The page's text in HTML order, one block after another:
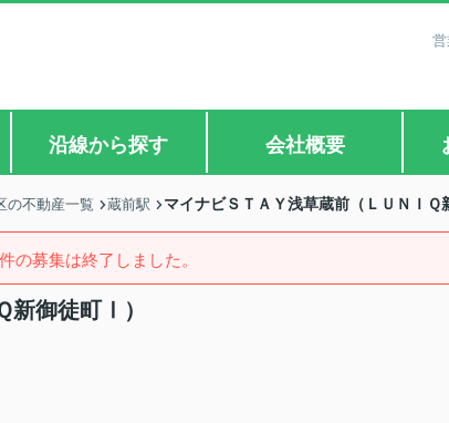
沿線から探す 会社概要
の不動産一覧 蔵前駅 マイナビＳＴＡＹ浅草蔵前（ＬＵＮＩＱ
の募集は終了しました。
新御徒町Ⅰ）